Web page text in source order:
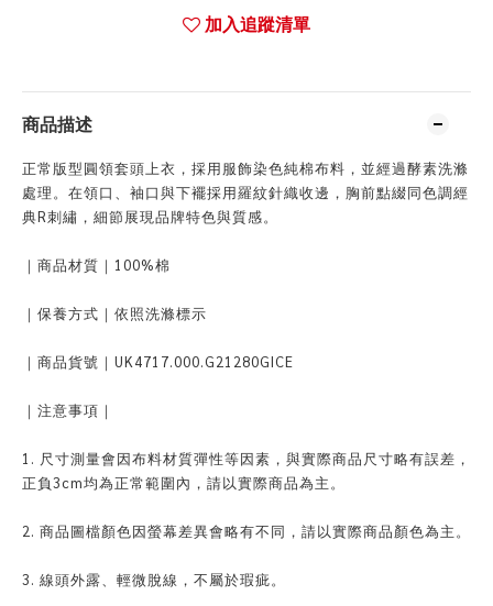
加入追蹤清單
商品描述
正常版型圓領套頭上衣，採用服飾染色純棉布料，並經過酵素洗滌
處理。在領口、袖口與下襬採用羅紋針織收邊，胸前點綴同色調經
典R刺繡，細節展現品牌特色與質感。
｜商品材質｜100%棉
｜保養方式｜依照洗滌標示
｜商品貨號｜UK4717.000.G21280GICE
｜注意事項｜
1. 尺寸測量會因布料材質彈性等因素，與實際商品尺寸略有誤差，
正負3cm均為正常範圍內，請以實際商品為主。
2. 商品圖檔顏色因螢幕差異會略有不同，請以實際商品顏色為主。
3. 線頭外露、輕微脫線，不屬於瑕疵。